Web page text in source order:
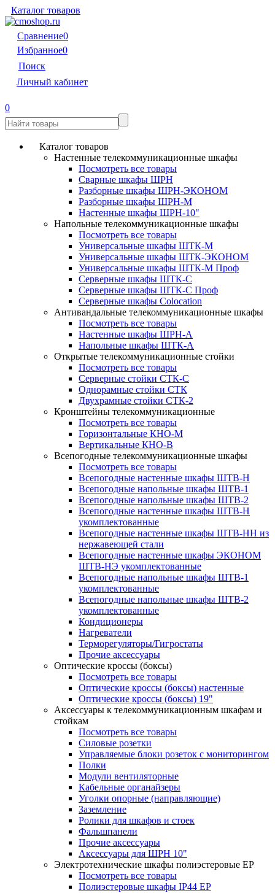
Каталог товаров
Сравнение0
Избранное0
Поиск
Личный кабинет
0
Каталог товаров
Настенные телекоммуникационные шкафы
Посмотреть все товары
Сварные шкафы ШРН
Разборные шкафы ШРН-ЭКОНОМ
Разборные шкафы ШРН-М
Настенные шкафы ШРН-10"
Напольные телекоммуникационные шкафы
Посмотреть все товары
Универсальные шкафы ШТК-М
Универсальные шкафы ШТК-ЭКОНОМ
Универсальные шкафы ШТК-М Проф
Серверные шкафы ШТК-С
Серверные шкафы ШТК-С Проф
Серверные шкафы Сolocation
Антивандальные телекоммуникационные шкафы
Посмотреть все товары
Настенные шкафы ШРН-А
Напольные шкафы ШТК-А
Открытые телекоммуникационные стойки
Посмотреть все товары
Серверные стойки СТК-С
Однорамные стойки СТК
Двухрамные стойки СТК-2
Кронштейны телекоммуникационные
Посмотреть все товары
Горизонтальные КНО-М
Вертикальные КНО-В
Всепогодные телекоммуникационные шкафы
Посмотреть все товары
Всепогодные настенные шкафы ШТВ-Н
Всепогодные напольные шкафы ШТВ-1
Всепогодные напольные шкафы ШТВ-2
Всепогодные настенные шкафы ШТВ-Н
укомплектованные
Всепогодные настенные шкафы ШТВ-НН из
нержавеющей стали
Всепогодные настенные шкафы ЭКОНОМ
ШТВ-НЭ укомплектованные
Всепогодные напольные шкафы ШТВ-1
укомплектованные
Всепогодные напольные шкафы ШТВ-2
укомплектованные
Кондиционеры
Нагреватели
Терморегуляторы/Гигростаты
Прочие аксессуары
Оптические кроссы (боксы)
Посмотреть все товары
Оптические кроссы (боксы) настенные
Оптические кроссы (боксы) 19"
Аксессуары к телекоммуникационным шкафам и
стойкам
Посмотреть все товары
Силовые розетки
Управляемые блоки розеток с мониторингом
Полки
Модули вентиляторные
Кабельные органайзеры
Уголки опорные (направляющие)
Заземление
Ролики для шкафов и стоек
Фальшпанели
Прочие аксессуары
Аксессуары для ШРН 10"
Электротехнические шкафы полиэстеровые EP
Посмотреть все товары
Полиэстеровые шкафы IP44 EP